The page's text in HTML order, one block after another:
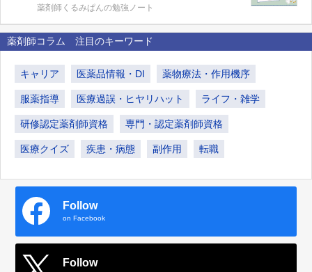
薬剤師くるみぱんの勉強ノート
薬剤師コラム 注目のキーワード
キャリア 医薬品情報・DI 薬物療法・作用機序
服薬指導 医療過誤・ヒヤリハット ライフ・雑学
研修認定薬剤師資格 専門・認定薬剤師資格
医療クイズ 疾患・病態 副作用 転職
Follow
on Facebook
Follow